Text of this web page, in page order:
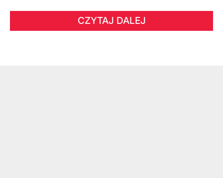
CZYTAJ DALEJ